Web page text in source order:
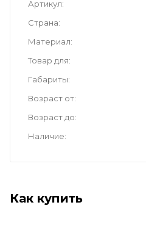
Артикул
Страна
Материал
Товар для
Габариты
Возраст от
Возраст до
Наличие
Как купить